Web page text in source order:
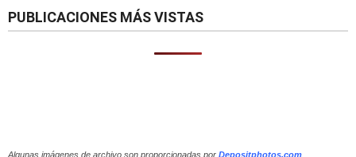
PUBLICACIONES MÁS VISTAS
Algunas imágenes de archivo son proporcionadas por Depositphotos.com